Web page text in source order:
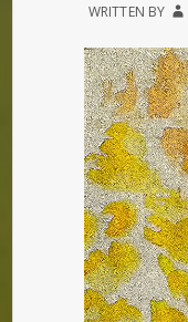
WRITTEN BY